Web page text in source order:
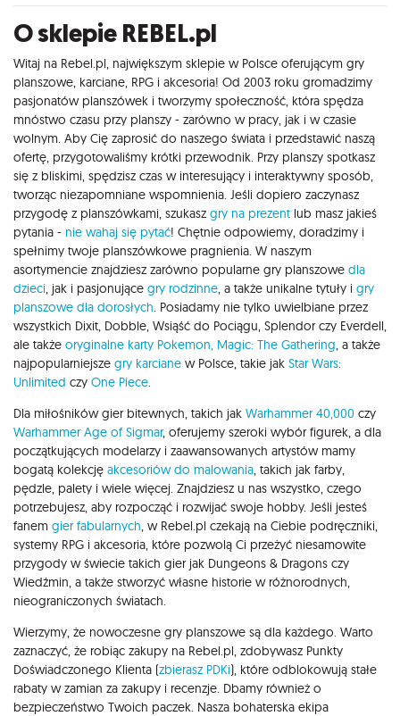
O sklepie REBEL.pl
Witaj na Rebel.pl, największym sklepie w Polsce oferującym gry
planszowe, karciane, RPG i akcesoria! Od 2003 roku gromadzimy
pasjonatów planszówek i tworzymy społeczność, która spędza
mnóstwo czasu przy planszy - zarówno w pracy, jak i w czasie
wolnym. Aby Cię zaprosić do naszego świata i przedstawić naszą
ofertę, przygotowaliśmy krótki przewodnik. Przy planszy spotkasz
się z bliskimi, spędzisz czas w interesujący i interaktywny sposób,
tworząc niezapomniane wspomnienia. Jeśli dopiero zaczynasz
przygodę z planszówkami, szukasz gry na prezent lub masz jakieś
pytania - nie wahaj się pytać! Chętnie odpowiemy, doradzimy i
spełnimy twoje planszówkowe pragnienia. W naszym
asortymencie znajdziesz zarówno popularne gry planszowe dla
dzieci, jak i pasjonujące gry rodzinne, a także unikalne tytuły i gry
planszowe dla dorosłych. Posiadamy nie tylko uwielbiane przez
wszystkich Dixit, Dobble, Wsiąść do Pociągu, Splendor czy Everdell,
ale także oryginalne karty Pokemon, Magic: The Gathering, a także
najpopularniejsze gry karciane w Polsce, takie jak Star Wars:
Unlimited czy One Piece.
Dla miłośników gier bitewnych, takich jak Warhammer 40,000 czy
Warhammer Age of Sigmar, oferujemy szeroki wybór figurek, a dla
początkujących modelarzy i zaawansowanych artystów mamy
bogatą kolekcję akcesoriów do malowania, takich jak farby,
pędzle, palety i wiele więcej. Znajdziesz u nas wszystko, czego
potrzebujesz, aby rozpocząć i rozwijać swoje hobby. Jeśli jesteś
fanem gier fabularnych, w Rebel.pl czekają na Ciebie podręczniki,
systemy RPG i akcesoria, które pozwolą Ci przeżyć niesamowite
przygody w świecie takich gier jak Dungeons & Dragons czy
Wiedźmin, a także stworzyć własne historie w różnorodnych,
nieograniczonych światach.
Wierzymy, że nowoczesne gry planszowe są dla każdego. Warto
zaznaczyć, że robiąc zakupy na Rebel.pl, zdobywasz Punkty
Doświadczonego Klienta (zbierasz PDKi), które odblokowują stałe
rabaty w zamian za zakupy i recenzje. Dbamy również o
bezpieczeństwo Twoich paczek. Nasza bohaterska ekipa